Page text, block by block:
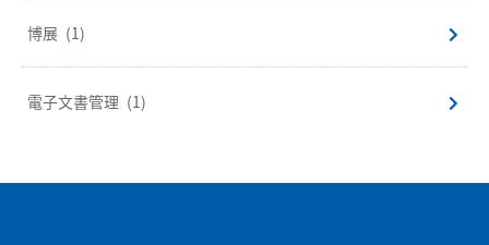
博展 (1)
電子文書管理 (1)